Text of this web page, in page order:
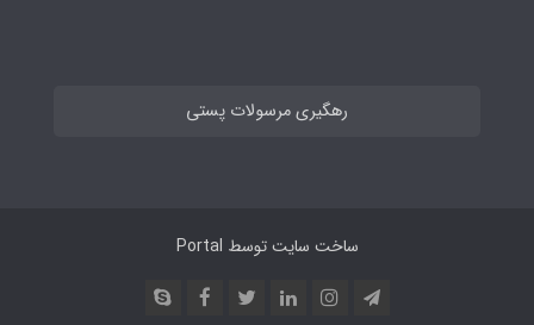
رهگیری مرسولات پستی
ساخت سایت توسط Portal